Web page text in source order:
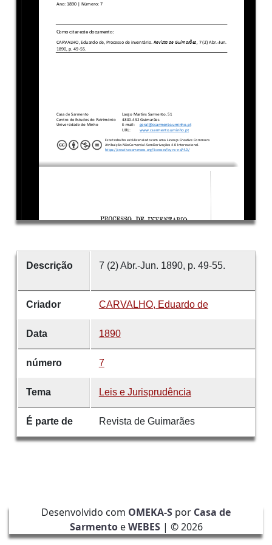
Descrição 7 (2) Abr.-Jun. 1890, p. 49-55.
Criador CARVALHO, Eduardo de
Data 1890
número 7
Tema Leis e Jurisprudência
É parte de Revista de Guimarães
Desenvolvido com OMEKA-S por Casa de
SarmentoeWEBES| ©2026